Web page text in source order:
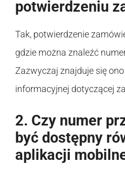
potwierdzeniu
Tak, potwierdzenie
gdzie można znaleźć
Zazwyczaj znajduje się
informacyjnej dotyczącej
2. Czy numer
być dostępny
aplikacji